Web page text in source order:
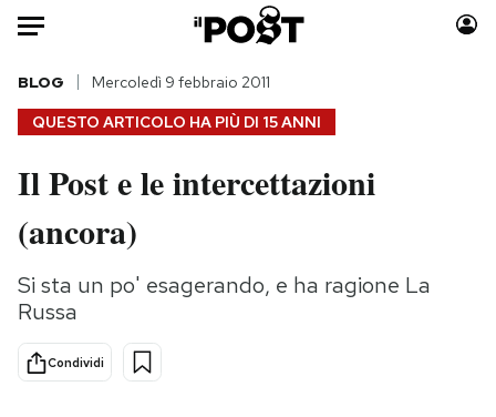
Auto
HOME
Italia
Politica
Tecnologia
Internet
Scienza
Cultura
Moda
Storie/Idee
QUESTO ARTICOLO HA PIÙ DI 15 ANNI
BLOG Mercoledì 9 febbraio 2011
Il Post e le intercettazioni
(ancora)
Si sta un po' esagerando, e ha ragione La
Russa
Condividi